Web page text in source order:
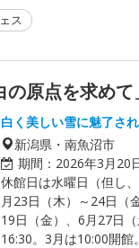
ス
原点を求めて
白く美しい雪に魅了さ
新潟県・南魚沼市
期間： 2026年3月20
休館日は水曜日（但し
月23日（木）～24日（
19日（金）、6月27日
16:30。3月は10:00開館。